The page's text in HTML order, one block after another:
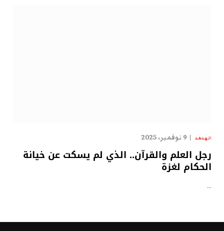
الهدهد 9 نوفمبر، 2025
رجل العلم والقرآن.. الذي لم يسكت عن خيانة
الحكام لغزة
…